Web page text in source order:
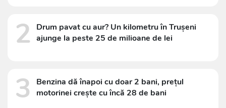
2
Drum pavat cu aur? Un kilometru în Trușeni
ajunge la peste 25 de milioane de lei
3
Benzina dă înapoi cu doar 2 bani, prețul
motorinei crește cu încă 28 de bani